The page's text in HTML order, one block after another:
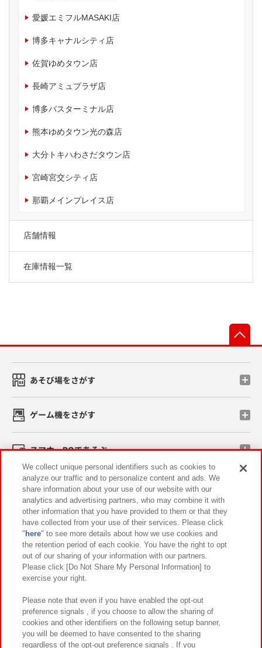
愛媛エミフルMASAKI店
博多キャナルシティ店
佐賀ゆめタウン店
長崎アミュプラザ店
博多バスターミナル店
熊本ゆめタウン光の森店
大分トキハわさだタウン店
宮崎宮交シティ店
那覇メインプレイス店
店舗情報
在庫情報一覧
あそび場をさがす
ゲーム機をさがす
スマホ・PCであそぶ
イベント・キャンペーン
関連会社 サステナビリティ サイトポリシー
プライバシーポリシー ウェブアクセシビリティ方針と検証結果
お取引先さまとともに
カスタマーハラスメント対応方針 よくあるご質問・お問い合わせ
We collect unique personal identifiers such as cookies to
analyze our traffic and to personalize content and ads. We
share information about your use of our website with our
analytics and advertising partners, who may combine it with
other information that you have provided to them or that they
have collected from your use of their services. Please click
" here" to see more details about how we use cookies and
the retention period of each cookie. You have the right to opt
out of our sharing of your information with our partners.
Please click [Do Not Share My Personal Information] to
exercise your right.
Please note that even if you have enabled the opt-out
preference signals , if you choose to allow the sharing of
cookies and other identifiers on the following setup banner,
you will be deemed to have consented to the sharing
regardless of the opt-out preference signals . If you